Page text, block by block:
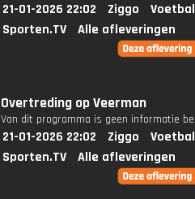
21-01-2026 22:02 Ziggo
Sporten.TV
Alle afleveringen
Overtreding op Veerman
Van dit programma is geen informatie
21-01-2026 22:02 Ziggo
Sporten.TV
Alle afleveringen